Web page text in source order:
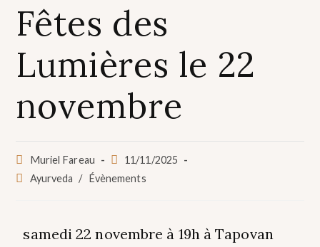
Fêtes des
Lumières le 22
novembre
Muriel Fareau
11/11/2025
Ayurveda / Évènements
samedi 22 novembre à 19h à Tapovan